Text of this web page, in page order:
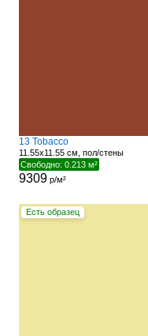
13 Tobacco
11.55x11.55 см, пол/стены
Свободно: 0.213 м²
9309р/м²
Есть образец